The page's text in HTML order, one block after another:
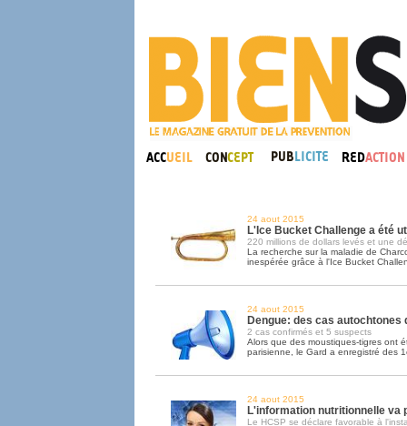
24 aout 2015
L'Ice Bucket Challenge a été
220 millions de dollars levés et une
La recherche sur la maladie de
inespérée grâce à l'Ice Bucket
24 aout 2015
Dengue: des cas autochtones
2 cas confirmés et 5 suspects
Alors que des moustiques-tigres ont
parisienne, le Gard a enregistré des
24 aout 2015
L'information nutritionnelle va
Le HCSP se déclare favorable à